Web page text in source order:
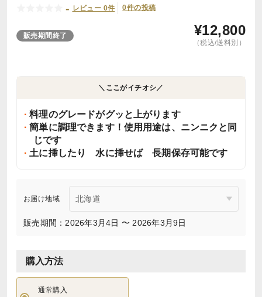
- レビュー 0件 0件の投稿
販売期間終了 ¥12,800
（税込/送料別）
＼ここがイチオシ／
料理のグレードがグッと上がります
簡単に調理できます！使用用途は、ニンニクと同
じです
土に挿したり 水に挿せば 長期保存可能です
お届け地域
販売期間：2026年3月4日 〜 2026年3月9日
購入方法
通常購入